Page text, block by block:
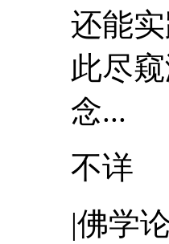
还能
此尽
念...
不详
|佛学